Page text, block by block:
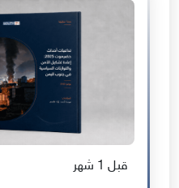
قبل 1 شهر